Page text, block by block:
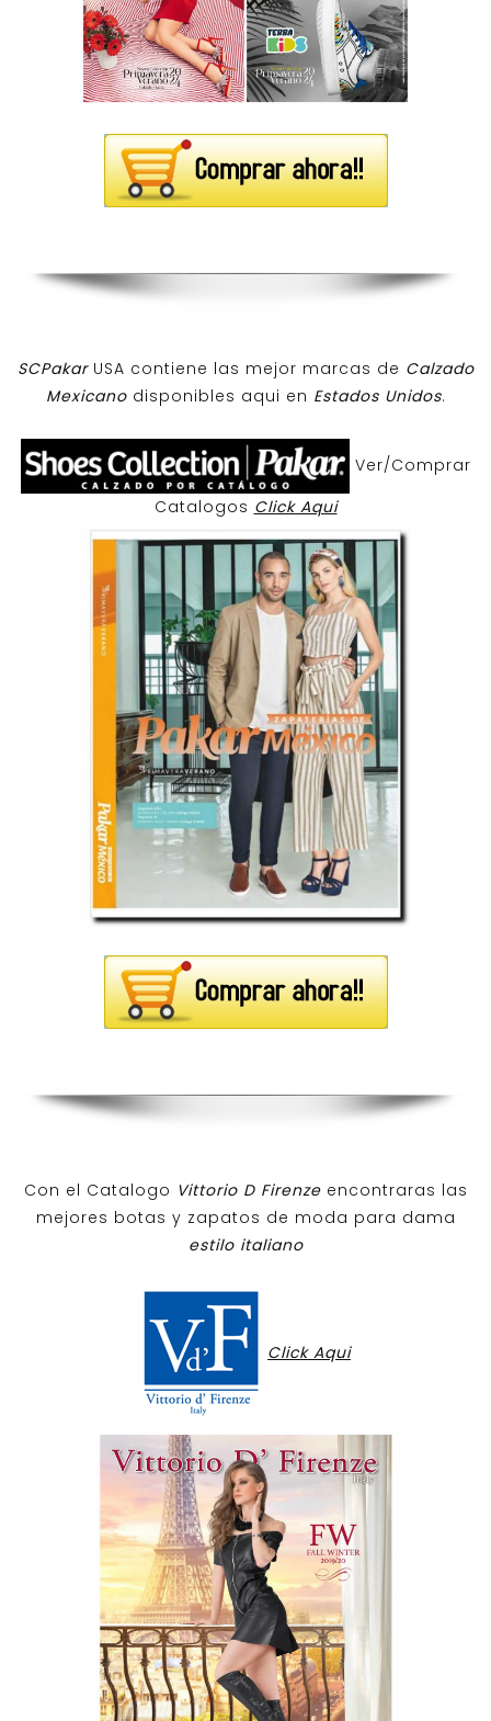
SCPakar USA contiene las mejor marcas de Calzado
Mexicanodisponibles aqui en Estados Unidos.
Ver/Comprar
Catalogos Click Aqui
Con el Catalogo Vittorio D Firenzeencontraras las
mejores botas y zapatos de moda para dama
estilo italiano
Click Aqui